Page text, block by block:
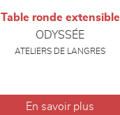
Table ronde extensible
ODYSSÉE
ATELIERS DE LANGRES
En savoir plus